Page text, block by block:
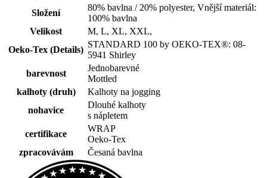
Složení
80% bavlna / 20% polyester, Vnější materiál:
100% bavlna
Velikost
M, L, XL, XXL,
Oeko-Tex (Details)
STANDARD 100 by OEKO-TEX®: 08-
5941 Shirley
barevnost
Jednobarevné
Mottled
kalhoty (druh)
Kalhoty na jogging
nohavice
Dlouhé kalhoty
s nápletem
certifikace
WRAP
Oeko-Tex
zpracovávám
Česaná bavlna